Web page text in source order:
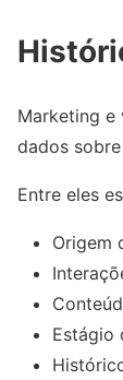
Marketing e
dados
Entre eles
Origem
Estágio